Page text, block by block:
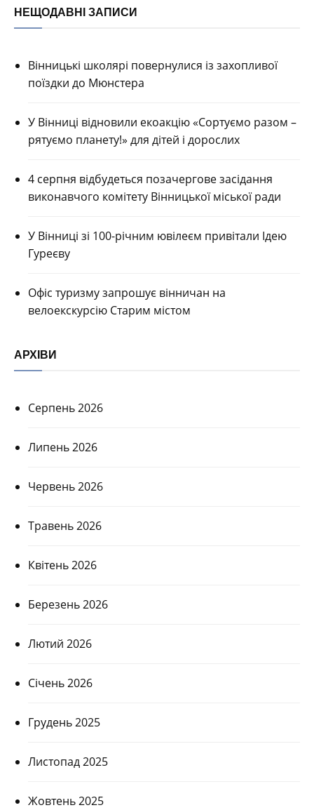
НЕЩОДАВНІ ЗАПИСИ
Вінницькі школярі повернулися із захопливої
поїздки до Мюнстера
У Вінниці відновили екоакцію «Сортуємо разом –
рятуємо планету!» для дітей і дорослих
4 серпня відбудеться позачергове засідання
виконавчого комітету Вінницької міської ради
У Вінниці зі 100-річним ювілеєм привітали Ідею
Гуреєву
Офіс туризму запрошує вінничан на
велоекскурсію Старим містом
АРХІВИ
Серпень 2026
Липень 2026
Червень 2026
Травень 2026
Квітень 2026
Березень 2026
Лютий 2026
Січень 2026
Грудень 2025
Листопад 2025
Жовтень 2025